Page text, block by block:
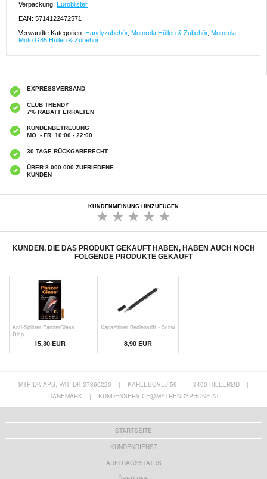
Verpackung: Euroblister
EAN: 5714122472571
Verwandte Kategorien: Handyzubehör, Motorola Hüllen & Zubehör, Motorola
Moto G85 Hüllen & Zubehör
EXPRESSVERSAND
CLUB TRENDY
7% RABATT ERHALTEN
KUNDENBETREUUNG
MO. - FR. 10:00 - 22:00
30 TAGE RÜCKGABERECHT
ÜBER 8.000.000 ZUFRIEDENE
KUNDEN
KUNDENMEINUNG HINZUFÜGEN
KUNDEN, DIE DAS PRODUKT GEKAUFT HABEN, HABEN AUCH NOCH
FOLGENDE PRODUKTE GEKAUFT
Anti-Splitter PanzerGlass
Disp
15,30 EUR
Kapazitiver Bedienstift - Schw
8,90 EUR
MTP DK APS, VAT: DK 37860220 | KARLEBOVEJ 59 | 3400 HILLERØD
|
DÄNEMARK
| KUNDENSERVICE@MYTRENDYPHONE.AT
STARTSEITE
KUNDENDIENST
AUFTRAGSSTATUS